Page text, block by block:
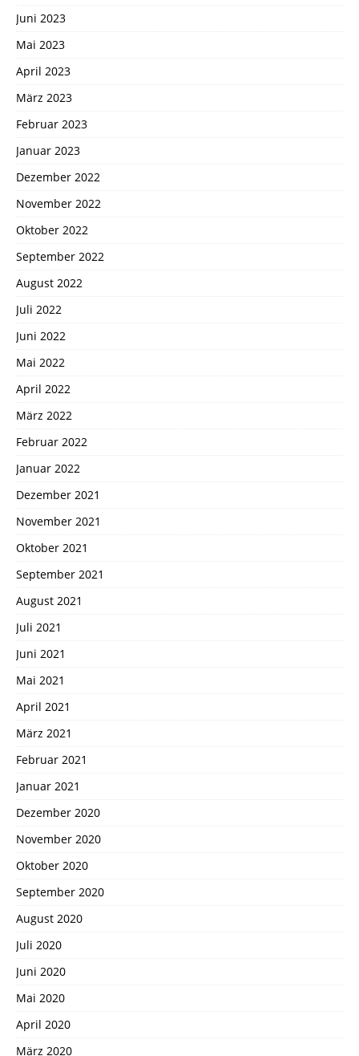
Juni 2023
Mai 2023
April 2023
März 2023
Februar 2023
Januar 2023
Dezember 2022
November 2022
Oktober 2022
September 2022
August 2022
Juli 2022
Juni 2022
Mai 2022
April 2022
März 2022
Februar 2022
Januar 2022
Dezember 2021
November 2021
Oktober 2021
September 2021
August 2021
Juli 2021
Juni 2021
Mai 2021
April 2021
März 2021
Februar 2021
Januar 2021
Dezember 2020
November 2020
Oktober 2020
September 2020
August 2020
Juli 2020
Juni 2020
Mai 2020
April 2020
März 2020